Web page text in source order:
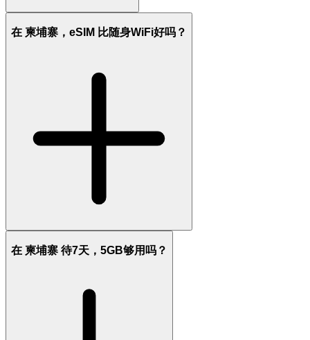
在 柬埔寨，eSIM 比随身WiFi好吗？
在 柬埔寨 待7天，5GB够用吗？